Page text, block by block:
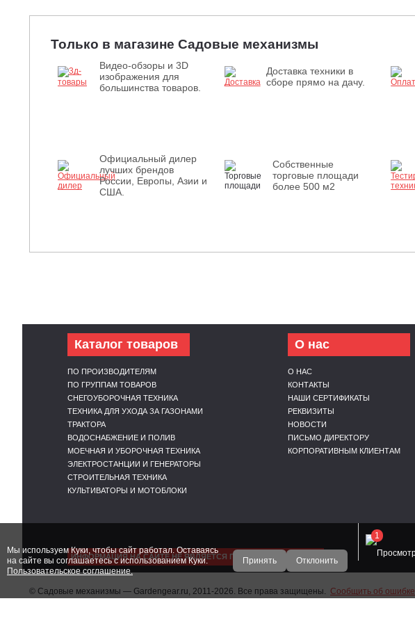
Только в магазине Садовые механизмы
Видео-обзоры и 3D
изображения для
большинства товаров.
Доставка техники в
сборе прямо на дачу.
Официальный дилер
лучших брендов
России, Европы, Азии и
США.
Собственные
торговые площади
более 500 м2
Каталог товаров
ПО ПРОИЗВОДИТЕЛЯМ
ПО ГРУППАМ ТОВАРОВ
СНЕГОУБОРОЧНАЯ ТЕХНИКА
ТЕХНИКА ДЛЯ УХОДА ЗА ГАЗОНАМИ
ТРАКТОРА
ВОДОСНАБЖЕНИЕ И ПОЛИВ
МОЕЧНАЯ И УБОРОЧНАЯ ТЕХНИКА
ЭЛЕКТРОСТАНЦИИ И ГЕНЕРАТОРЫ
СТРОИТЕЛЬНАЯ ТЕХНИКА
КУЛЬТИВАТОРЫ И МОТОБЛОКИ
О нас
О НАС
КОНТАКТЫ
НАШИ СЕРТИФИКАТЫ
РЕКВИЗИТЫ
НОВОСТИ
ПИСЬМО ДИРЕКТОРУ
КОРПОРАТИВНЫМ КЛИЕНТАМ
ИНФОРМАЦИЯ НА САЙТЕ НЕ ЯВЛЯЕТСЯ ПУБЛИЧНОЙ ОФЕРТОЙ
© Садовые механизмы — Gardengear.ru, 2011-2026. Все права защищены. Сообщить об ошибке
1
Мы используем Куки, чтобы сайт работал. Оставаясь
на сайте вы соглашаетесь с использованием Куки.
Пользовательское соглашение.
Принять Отклонить